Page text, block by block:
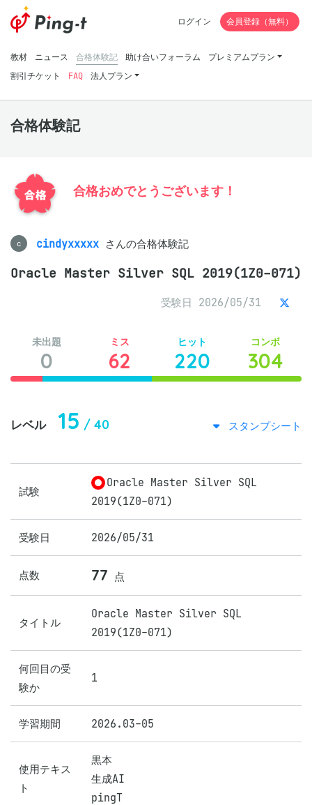
教材 ニュース 合格体験記 助け合いフォーラム
プレミアムプラン
割引チケット
FAQ 法人プラン
ログイン 会員登録（無料）
合格体験記
合格おめでとうございます！
c cindyxxxxx さんの合格体験記
Oracle Master Silver SQL 2019(1Z0-071)
受験日 2026/05/31
未出題
0
ミス
62
ヒット
220
コンボ
304
レベル 15 / 40 スタンプシート
試験
Oracle Master Silver SQL
2019(1Z0-071)
受験日 2026/05/31
点数 77 点
タイトル
Oracle Master Silver SQL
2019(1Z0-071)
何回目の受
験か
1
学習期間 2026.03-05
使用テキス
ト
黒本
生成AI
pingT